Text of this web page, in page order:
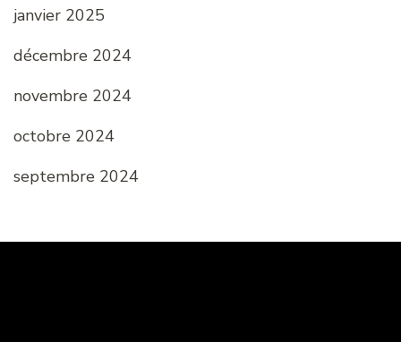
janvier 2025
décembre 2024
novembre 2024
octobre 2024
septembre 2024